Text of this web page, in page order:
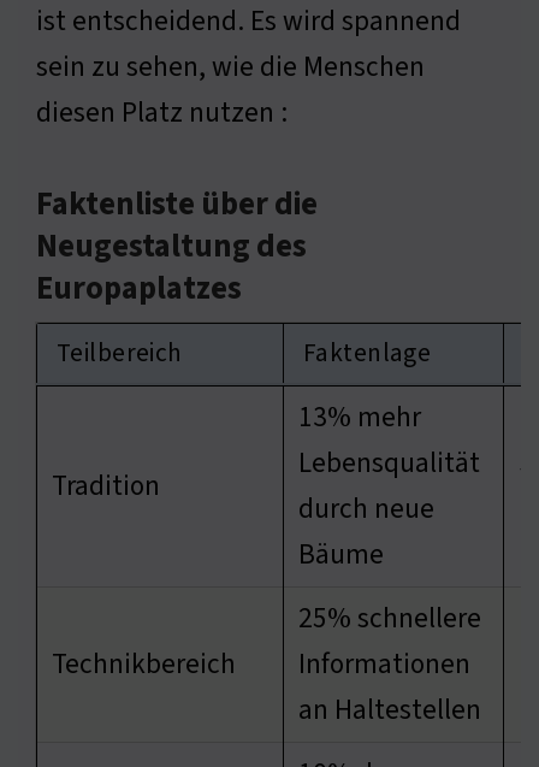
ist entscheidend. Es wird spannend
sein zu sehen, wie die Menschen
diesen Platz nutzen :
Faktenliste über die
Neugestaltung des
Europaplatzes
Teilbereich Faktenlage
Tradition
13% mehr
Lebensqualität
durch neue
Bäume
Technikbereich
25% schnellere
Informationen
an Haltestellen